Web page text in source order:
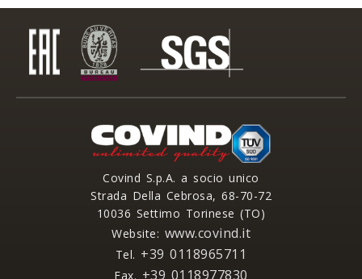
Covind S.p.A. a socio unico
Strada Della Cebrosa, 68-70-72
10036 Settimo Torinese (TO)
Website: www.covind.it
Tel. +39 0118965711
Fax. +39 0118977830